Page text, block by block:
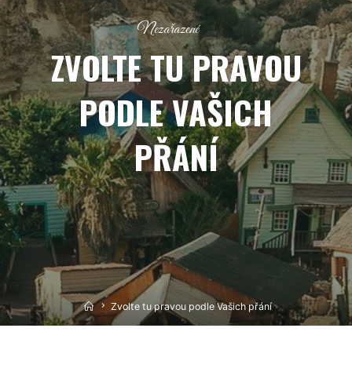
Nezařazené
ZVOLTE TU PRAVOU
PODLE VAŠICH
PŘÁNÍ
HomeZvolte tu pravou podle Vašich přání